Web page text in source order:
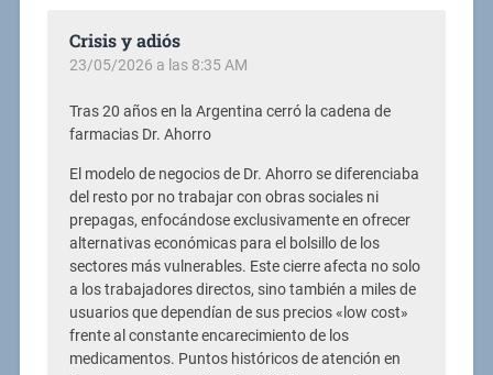
Crisis y adiós
23/05/2026 a las 8:35 AM
Tras 20 años en la Argentina cerró la cadena de
farmacias Dr. Ahorro
El modelo de negocios de Dr. Ahorro se diferenciaba
del resto por no trabajar con obras sociales ni
prepagas, enfocándose exclusivamente en ofrecer
alternativas económicas para el bolsillo de los
sectores más vulnerables. Este cierre afecta no solo
a los trabajadores directos, sino también a miles de
usuarios que dependían de sus precios «low cost»
frente al constante encarecimiento de los
medicamentos. Puntos históricos de atención en